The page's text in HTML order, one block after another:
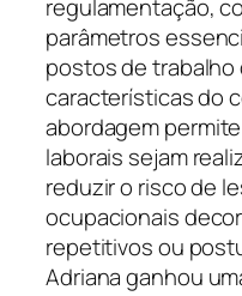
regulamentação,
parâmetros
postos de
características do
abordagem
laborais sejam
reduzir o risco de
ocupacionais
repetitivos ou
Adriana ganhou